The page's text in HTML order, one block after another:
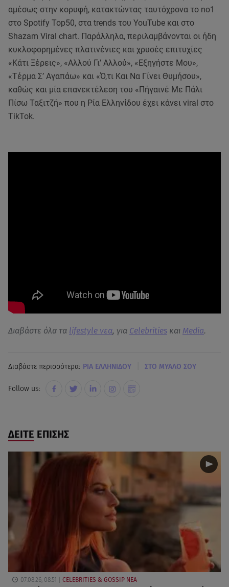
αμέσως στην κορυφή, κατακτώντας ταυτόχρονα το no1
στο Spotify Top50, στα trends του YouTube και στο
Shazam Viral chart. Παράλληλα, περιλαμβάνονται οι ήδη
κυκλοφορημένες πλατινένιες και χρυσές επιτυχίες
«Κάτι Ξέρεις», «Αλλού Γι’ Αλλού», «Εξηγήστε Μου»,
«Τέρμα Σ’ Αγαπάω» και «Ό,τι Και Να Γίνει Θυμήσου»,
καθώς και μία επανεκτέλεση του «Πήγαινέ Με Πάλι
Πίσω Ταξιτζή» που η Ρία Ελληνίδου έχει κάνει viral στο
TikTok.
Διαβάστε όλα τα lifestyle νεα, για Celebrities και Media.
Διαβάστε περισσότερα: ΡΙΑ ΕΛΛΗΝΙΔΟΥ ΣΤΟ ΜΥΑΛΟ ΣΟΥ
Follow us:
ΔΕΙΤΕ ΕΠΙΣΗΣ
07.08.26, 08:51 CELEBRITIES & GOSSIP ΝΕΑ